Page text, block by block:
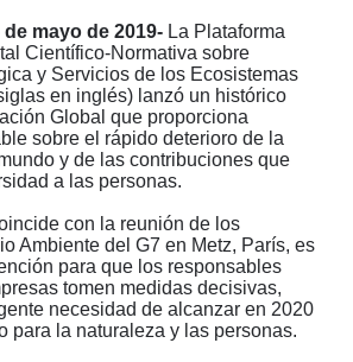
mayo de 2019- La Plataforma
Científico-Normativa sobre
y Servicios de los Ecosistemas
en inglés) lanzó un histórico
Global que proporciona
sobre el rápido deterioro de la
y de las contribuciones que
a las personas.
con la reunión de los
Ambiente del G7 en Metz, París, es
para que los responsables
tomen medidas decisivas,
necesidad de alcanzar en 2020
para la naturaleza y las personas.